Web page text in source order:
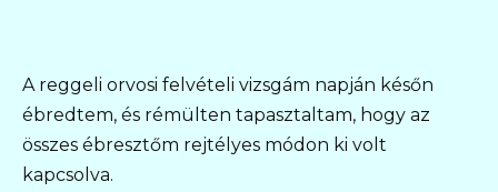
A reggeli orvosi felvételi vizsgám napján későn
ébredtem, és rémülten tapasztaltam, hogy az
összes ébresztőm rejtélyes módon ki volt
kapcsolva.